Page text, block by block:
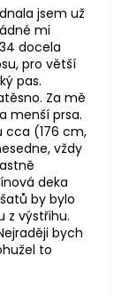
jsem už
mi
docela
pro větší
pas.
Za mě
menší prsa.
cca (176 cm,
vždy
deka
by bylo
z výstřihu.
bych
to